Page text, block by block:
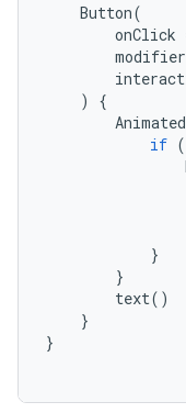
Button(
onClick
modifier
)
{
if (
}
}
text()
}
}